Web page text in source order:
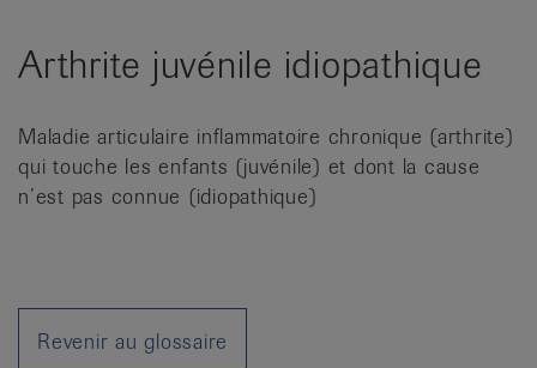
Changer
de
Changer
de
langue:
Arthrite juvénile idiopathique
Maladie articulaire inflammatoire chronique (arthrite)
qui touche les enfants (juvénile) et dont la cause
n’est pas connue (idiopathique)
Revenir au glossaire
|
nationales
de